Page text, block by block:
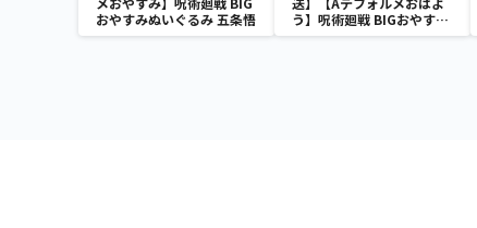
おやすみぬいぐるみ 五条悟
う】呪術廻戦 BIGおやすみ
ぬいぐるみ 五条悟